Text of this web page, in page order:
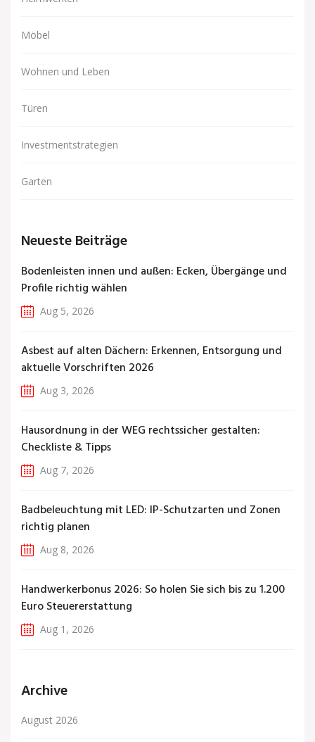
Möbel
Wohnen und Leben
Türen
Investmentstrategien
Garten
Neueste Beiträge
Bodenleisten innen und außen: Ecken, Übergänge und
Profile richtig wählen
Aug 5, 2026
Asbest auf alten Dächern: Erkennen, Entsorgung und
aktuelle Vorschriften 2026
Aug 3, 2026
Hausordnung in der WEG rechtssicher gestalten:
Checkliste & Tipps
Aug 7, 2026
Badbeleuchtung mit LED: IP-Schutzarten und Zonen
richtig planen
Aug 8, 2026
Handwerkerbonus 2026: So holen Sie sich bis zu 1.200
Euro Steuererstattung
Aug 1, 2026
Archive
August 2026